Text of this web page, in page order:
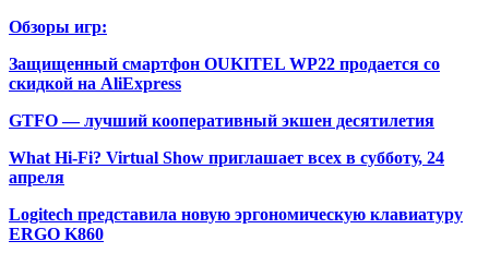
Обзоры игр:
Защищенный смартфон OUKITEL WP22 продается со
скидкой на AliExpress
GTFO — лучший кооперативный экшен десятилетия
What Hi-Fi? Virtual Show приглашает всех в субботу, 24
апреля
Logitech представила новую эргономическую клавиатуру
ERGO K860